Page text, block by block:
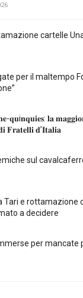
cartelle
per il maltempo
𝐪𝐮i𝐧𝐪𝐮𝐢𝐞𝐬: 𝐥𝐚
𝐅𝐫𝐚𝐭𝐞𝐥𝐥𝐢 𝐝’𝐈𝐭𝐚𝐥𝐢𝐚
sul
Tari e rottamazione
a decidere
per mancate